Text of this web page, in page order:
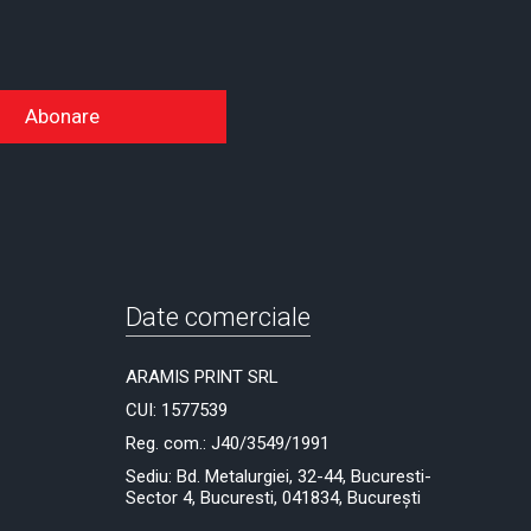
Abonare
Date comerciale
ARAMIS PRINT SRL
CUI: 1577539
Reg. com.: J40/3549/1991
Sediu: Bd. Metalurgiei, 32-44, Bucuresti-
Sector 4, Bucuresti, 041834, București